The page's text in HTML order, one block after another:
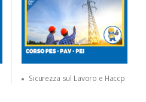
Sicurezza sul Lavoro e Haccp